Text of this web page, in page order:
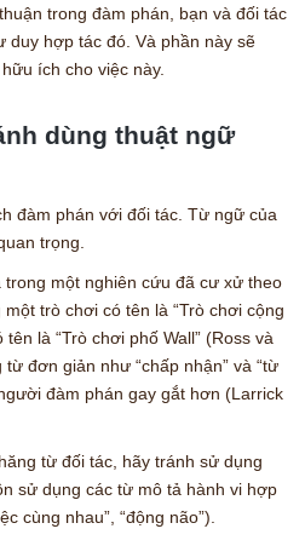
trong đàm phán, bạn và đối tác
duy hợp tác đó. Và phần này sẽ
ích cho việc này.
dùng thuật ngữ
đàm phán với đối tác. Từ ngữ của
trọng.
một nghiên cứu đã cư xử theo
trò chơi có tên là “Trò chơi cộng
là “Trò chơi phố Wall” (Ross và
đơn giản như “chấp nhận” và “từ
đàm phán gay gắt hơn (Larrick
từ đối tác, hãy tránh sử dụng
sử dụng các từ mô tả hành vi hợp
cùng nhau”, “động não”).